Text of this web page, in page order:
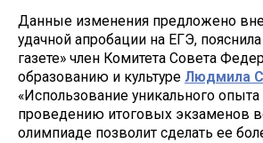
Данные изменения предложено
удачной апробации на ЕГЭ,
газете» член Комитета Совета
образованию и культуре Людмила
«Использование уникального
проведению итоговых экзаменов
олимпиаде позволит сделать ее